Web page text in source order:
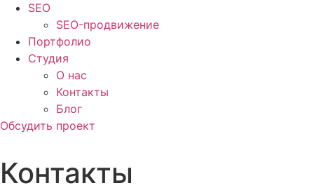
SEO
SEO-продвижение
Портфолио
Студия
О нас
Контакты
Блог
Обсудить проект
Контакты